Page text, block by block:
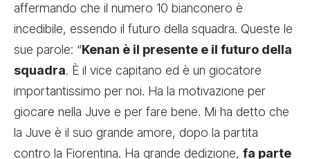
affermando che il numero 10 bianconero è
incedibile, essendo il futuro della squadra. Queste le
sue parole: “Kenan è il presente e il futuro della
squadra. È il vice capitano ed è un giocatore
importantissimo per noi. Ha la motivazione per
giocare nella Juve e per fare bene. Mi ha detto che
la Juve è il suo grande amore, dopo la partita
contro la Fiorentina. Ha grande dedizione, fa parte